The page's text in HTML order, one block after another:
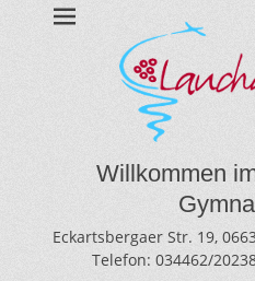
Gymnasium des
Willkommen
Eckartsbergaer Str. 19,
Telefon: 034462/